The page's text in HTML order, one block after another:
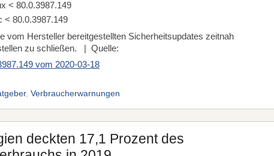
< 80.0.3987.149
< 80.0.3987.149
vom Hersteller bereitgestellten Sicherheitsupdates zeitnah
zu schließen. | Quelle:
vom 2020-03-18
, Verbraucherwarnungen
deckten 17,1 Prozent des